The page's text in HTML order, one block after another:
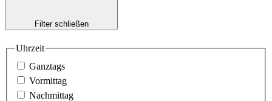
Filter schließen
Uhrzeit
Ganztags
Vormittag
Nachmittag